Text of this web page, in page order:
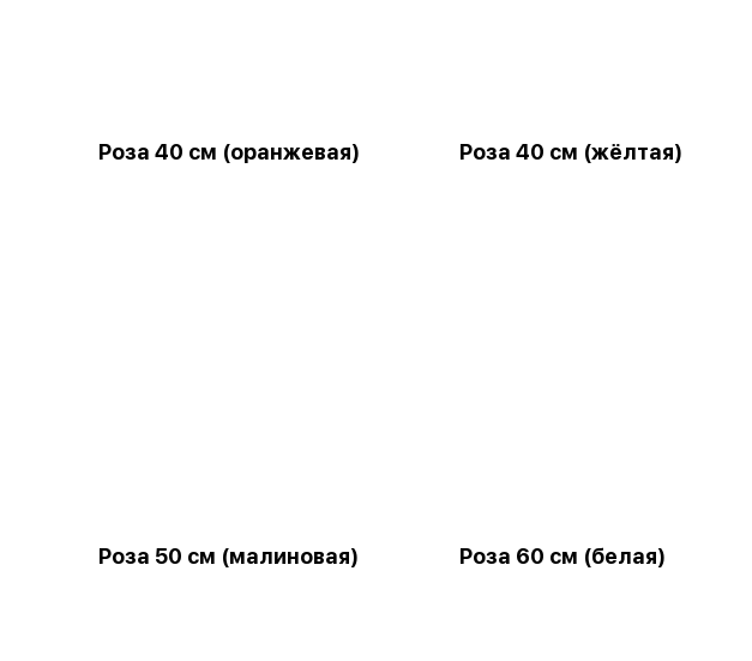
Роза 40 см (оранжевая) Роза 40 см (жёлтая)
Роза 50 см (малиновая) Роза 60 см (белая)